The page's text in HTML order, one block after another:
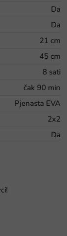
Da
Da
21 cm
45 cm
8 sati
čak 90 min
Pjenasta EVA
2x2
Da